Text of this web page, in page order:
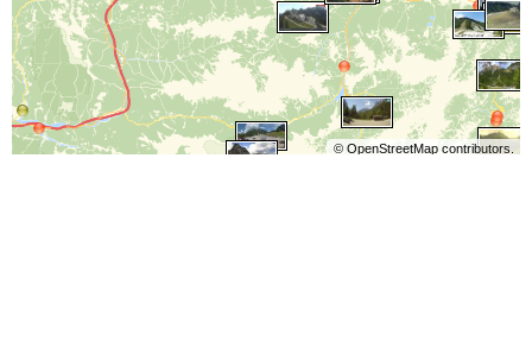
© OpenStreetMapcontributors.